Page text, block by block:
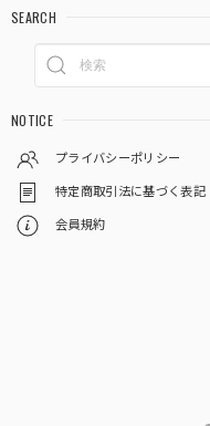
SEARCH
NOTICE
プライバシーポリシー
特定商取引法に基づく表記
会員規約